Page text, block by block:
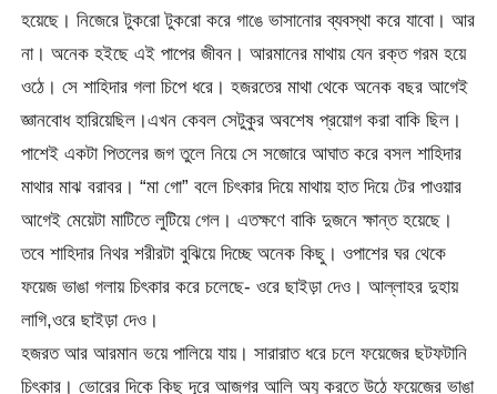
হয়েছে। নিজেরে টুকরো টুকরো করে গাঙে ভাসানোর ব্যবস্থা করে যাবো। আর
না। অনেক হইছে এই পাপের জীবন। আরমানের মাথায় যেন রক্ত গরম হয়ে
ওঠে। সে শাহিদার গলা চিপে ধরে। হজরতের মাথা থেকে অনেক বছর আগেই
জ্ঞানবোধ হারিয়েছিল।এখন কেবল সেটুকুর অবশেষ প্রয়োগ করা বাকি ছিল।
পাশেই একটা পিতলের জগ তুলে নিয়ে সে সজোরে আঘাত করে বসল শাহিদার
মাথার মাঝ বরাবর। “মা গো” বলে চিৎকার দিয়ে মাথায় হাত দিয়ে টের পাওয়ার
আগেই মেয়েটা মাটিতে লুটিয়ে গেল। এতক্ষণে বাকি দুজনে ক্ষান্ত হয়েছে।
তবে শাহিদার নিথর শরীরটা বুঝিয়ে দিচ্ছে অনেক কিছু। ওপাশের ঘর থেকে
ফয়েজ ভাঙা গলায় চিৎকার করে চলেছে- ওরে ছাইড়া দেও। আল্লাহর দুহায়
লাগি,ওরে ছাইড়া দেও।
হজরত আর আরমান ভয়ে পালিয়ে যায়। সারারাত ধরে চলে ফয়েজের ছটফটানি
চিৎকার। ভোরের দিকে কিছু দূরে আজগর আলি অযু করতে উঠে ফয়েজের ভাঙা